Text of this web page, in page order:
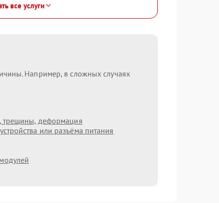
все услуги
Например, в сложных случаях
трещины, деформация
или разъёма питания